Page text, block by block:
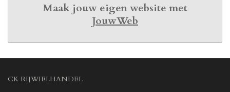
Maak jouw eigen website met
JouwWeb
CK RIJWIELHANDEL